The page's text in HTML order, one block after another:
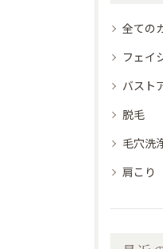
全ての
フェイ
バスト
脱毛
毛穴洗
肩こり